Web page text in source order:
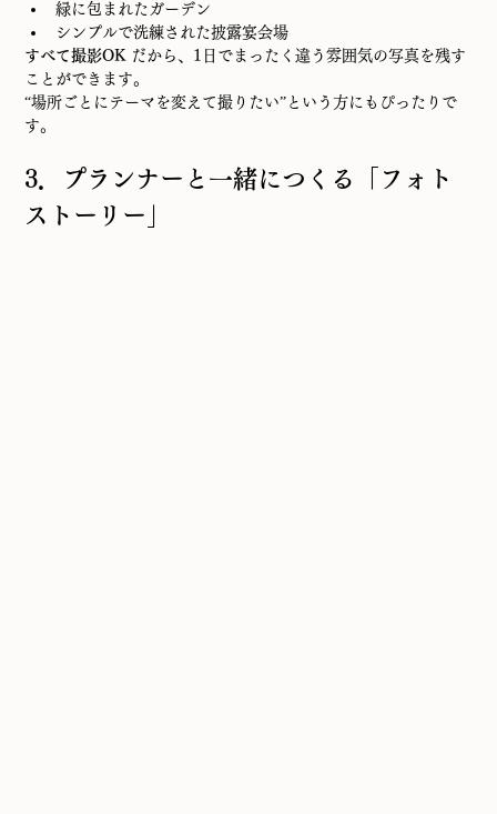
緑に包まれたガーデン
シンプルで洗練された披露宴会場
すべて撮影OK だから、1日でまったく違う雰囲気の写真を残す
ことができます。
“場所ごとにテーマを変えて撮りたい”という方にもぴったりで
す。
3．プランナーと一緒につくる「フォト
ストーリー」